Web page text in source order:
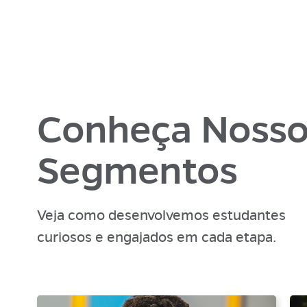
Conheça
Segmentos
Veja como desenvolvemos estudantes
curiosos e engajados em cada etapa.